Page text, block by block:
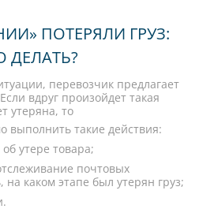
ПОТЕРЯЛИ ГРУЗ:
ДЕЛАТЬ?
перевозчик предлагает
вдруг произойдет такая
утеряна, то
выполнить такие действия:
утере товара;
почтовых
каком этапе был утерян груз;